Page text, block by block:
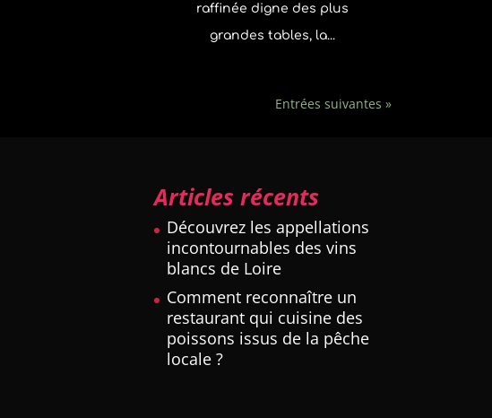
raffinée digne des plus
grandes tables, la...
Entrées suivantes »
Articles récents
Découvrez les appellations
incontournables des vins
blancs de Loire
Comment reconnaître un
restaurant qui cuisine des
poissons issus de la pêche
locale ?